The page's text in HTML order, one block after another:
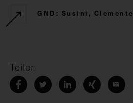
GND: Susini, Clemente
Teilen